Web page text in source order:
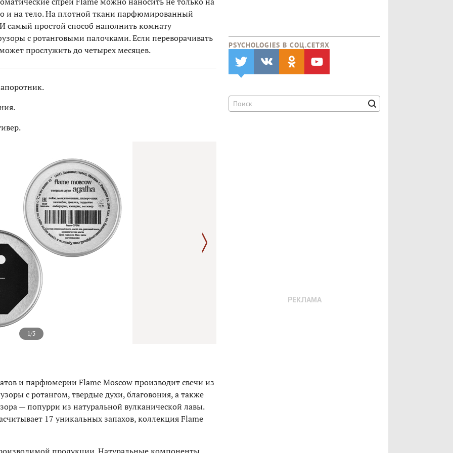
и на тело. На плотной ткани парфюмированный
самый простой способ наполнить комнату
с ротанговыми палочками. Если переворачивать
прослужить до четырех месяцев.
1/5
и парфюмерии Flame Moscow производит свечи из
с ротангом, твердые духи, благовония, а также
— попурри из натуральной вулканической лавы.
17 уникальных запахов, коллекция Flame
PSYCHOLOGIES В CОЦ.СЕТЯХ